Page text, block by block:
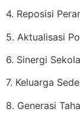
4. Reposisi
5. Aktualisasi
6. Sinergi
7. Keluarga
8. Generasi